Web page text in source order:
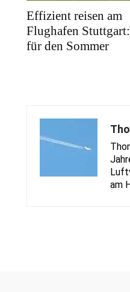
Effizient reisen am
Flughafen
für den Sommer
am